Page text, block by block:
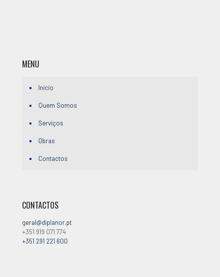
MENU
Início
Quem Somos
Serviços
Obras
Contactos
CONTACTOS
geral@diplanor.pt
+351 919 071 774
+351 291 221 600